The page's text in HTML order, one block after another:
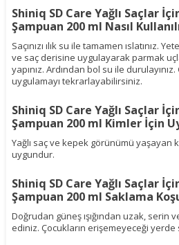
Shiniq SD Care Yağlı Saçlar
Şampuan 200 ml Nasıl
Saçınızı ılık su ile tamamen ıslatınız.
ve saç derisine uygulayarak parmak
yapınız. Ardından bol su ile
uygulamayı tekrarlayabilirsiniz.
Shiniq SD Care Yağlı Saçlar
Şampuan 200 ml Kimler İçin
Yağlı saç ve kepek görünümü yaşayan
uygundur.
Shiniq SD Care Yağlı Saçlar
Şampuan 200 ml Saklama
Doğrudan güneş ışığından uzak,
ediniz. Çocukların erişemeyeceği yerde